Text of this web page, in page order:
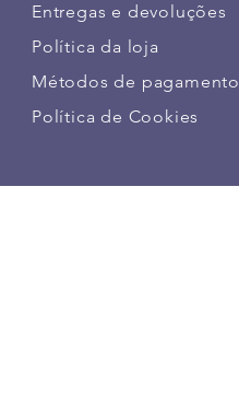
Entregas e devoluções
Política da loja
Métodos de pagamento
Política de Cookies